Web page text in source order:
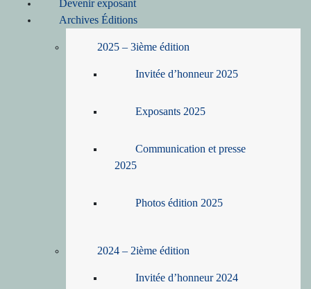
Devenir exposant
Archives Éditions
2025 – 3ième édition
Invitée d’honneur 2025
Exposants 2025
Communication et presse
2025
Photos édition 2025
2024 – 2ième édition
Invitée d’honneur 2024